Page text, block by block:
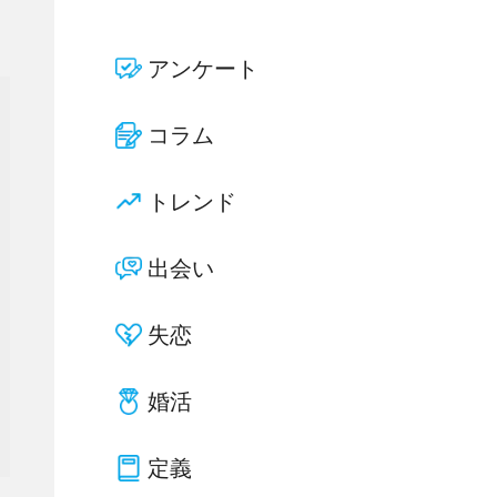
アンケート
コラム
トレンド
出会い
失恋
婚活
定義